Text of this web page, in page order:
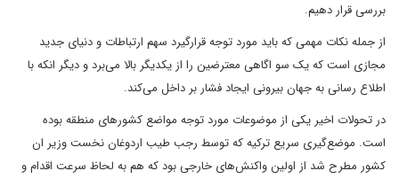
بررسی قرار دهیم.
از جمله نکات مهمی ‌که باید مورد توجه قرارگیرد سهم ارتباطات و دنیای جدید
مجازی است که یک سو اگاهی معترضین را از یکدیگر بالا می‌برد و دیگر انکه با
اطلاع رسانی به جهان بیرونی ایجاد فشار بر داخل می‌کند.
در تحولات اخیر یکی از موضوعات مورد توجه مواضع کشورهای منطقه بوده
است. موضع‌گیری سریع ترکیه که توسط رجب طیب اردوغان نخست وزیر ان
کشور مطرح شد از اولین واکنش‌های خارجی بود که هم به لحاظ سرعت اقدام و